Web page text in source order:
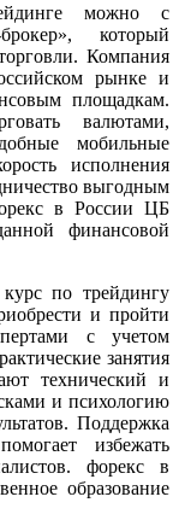
можно с
который
Компания
рынке и
площадкам.
валютами,
мобильные
исполнения
выгодным
в России ЦБ
финансовой
по трейдингу
и пройти
с учетом
занятия
технический и
и психологию
Поддержка
избежать
форекс в
образование